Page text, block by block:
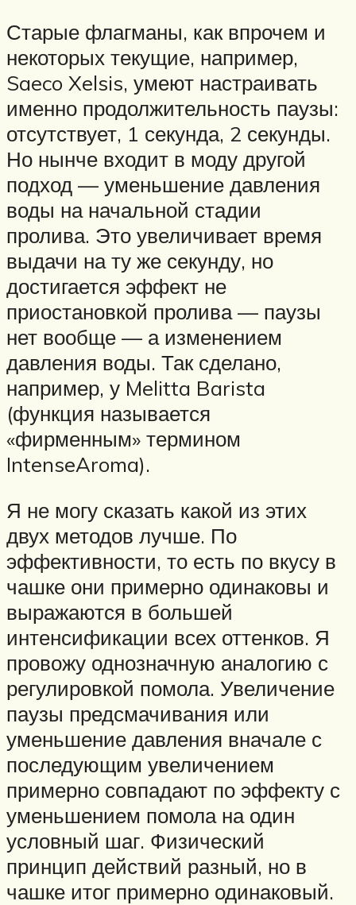
Старые флагманы, как впрочем и
некоторых текущие, например,
Saeco Xelsis, умеют настраивать
именно продолжительность паузы:
отсутствует, 1 секунда, 2 секунды.
Но нынче входит в моду другой
подход — уменьшение давления
воды на начальной стадии
пролива. Это увеличивает время
выдачи на ту же секунду, но
достигается эффект не
приостановкой пролива — паузы
нет вообще — а изменением
давления воды. Так сделано,
например, у Melitta Barista
(функция называется
«фирменным» термином
IntenseAroma).
Я не могу сказать какой из этих
двух методов лучше. По
эффективности, то есть по вкусу в
чашке они примерно одинаковы и
выражаются в большей
интенсификации всех оттенков. Я
провожу однозначную аналогию с
регулировкой помола. Увеличение
паузы предсмачивания или
уменьшение давления вначале с
последующим увеличением
примерно совпадают по эффекту с
уменьшением помола на один
условный шаг. Физический
принцип действий разный, но в
чашке итог примерно одинаковый.